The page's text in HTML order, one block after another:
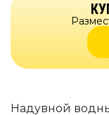
Надувной